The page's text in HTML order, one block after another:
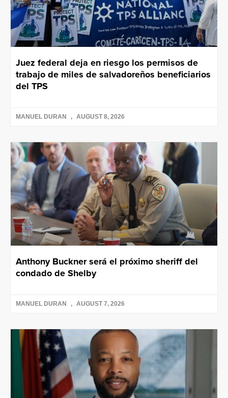
Juez federal deja en riesgo los permisos de
trabajo de miles de salvadoreños beneficiarios
del TPS
MANUEL DURAN AUGUST 8, 2026
Anthony Buckner será el próximo sheriff del
condado de Shelby
MANUEL DURAN AUGUST 7, 2026